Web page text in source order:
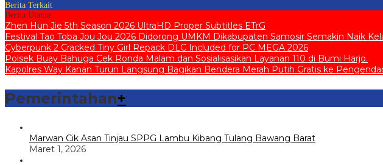
Berita Terkait
Berita Utama
Zhen Hun Jie 5th Season 2026 UltraHD Proper Subtitles ETrG
Festival Tao Toba Jou Jou 2026 Didorong UMKM Dikabupaten Samosir Semakin Naik
Cyberpunk 2 Cracked Tiny Girl Repack DLC Included for PC MEGA 2026
Polsek Buay Bahuga Cek Ronda Malam dan Sosialisasikan Layanan 110 di Bumi Harjo.
Kapolres Way Kanan Turun Langsung Bagikan Bendera Merah Putih Gratis ke
Pemerintahan+
Marwan Cik Asan Tinjau SPPG Lambu Kibang Tulang Bawang Barat
Maret 1, 2026